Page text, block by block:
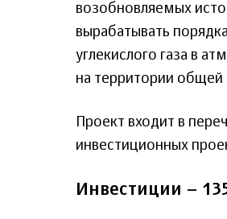
возобновляемых
вырабатывать
углекислого газа в
на территории общей
Проект входит в
инвестиционных
Инвестиции –